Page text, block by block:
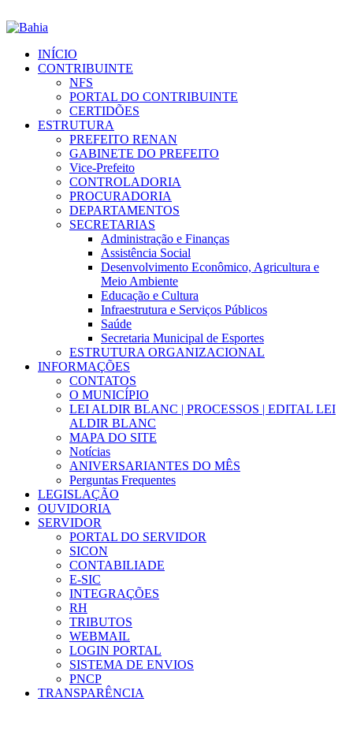
INÍCIO
CONTRIBUINTE
NFS
PORTAL DO CONTRIBUINTE
CERTIDÕES
ESTRUTURA
PREFEITO RENAN
GABINETE DO PREFEITO
Vice-Prefeito
CONTROLADORIA
PROCURADORIA
DEPARTAMENTOS
SECRETARIAS
Administração e Finanças
Assistência Social
Desenvolvimento Econômico, Agricultura e
Meio Ambiente
Educação e Cultura
Infraestrutura e Serviços Públicos
Saúde
Secretaria Municipal de Esportes
ESTRUTURA ORGANIZACIONAL
INFORMAÇÕES
CONTATOS
O MUNICÍPIO
LEI ALDIR BLANC | PROCESSOS | EDITAL LEI
ALDIR BLANC
MAPA DO SITE
Notícias
ANIVERSARIANTES DO MÊS
Perguntas Frequentes
LEGISLAÇÃO
OUVIDORIA
SERVIDOR
PORTAL DO SERVIDOR
SICON
CONTABILIADE
E-SIC
INTEGRAÇÕES
RH
TRIBUTOS
WEBMAIL
LOGIN PORTAL
SISTEMA DE ENVIOS
PNCP
TRANSPARÊNCIA